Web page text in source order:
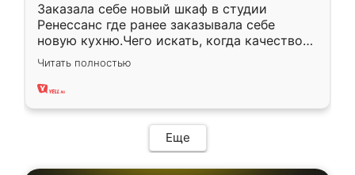
Заказала себе новый шкаф в студии
Ренессанс где ранее заказывала себе
новую кухню.Чего искать, когда качеством
вполне довольна. Служит кухня уже почти
два года, нареканий нет.
Читать полностью
Еще